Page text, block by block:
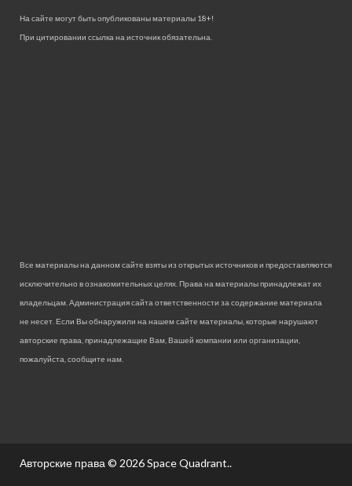
На сайте могут быть опубликованы материалы 18+!
При цитировании ссылка на источник обязательна.
Все материалы на данном сайте взяты из открытых источников и предоставляются
исключительно в ознакомительных целях. Права на материалы принадлежат их
владельцам. Администрация сайта ответственности за содержание материала
не несет. Если Вы обнаружили на нашем сайте материалы, которые нарушают
авторские права, принадлежащие Вам, Вашей компании или организации,
пожалуйста, сообщите нам.
Авторские права © 2026Space Quadrant..